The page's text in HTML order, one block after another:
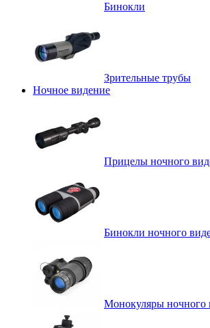
Бинокли
Зрительные трубы
Ночное видение
Прицелы ночного
Бинокли ночного
Монокуляры ночного